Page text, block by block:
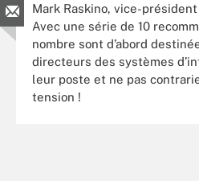
Mark Raskino, vice-
Avec une série de 10
nombre sont d’abord
directeurs des systèmes
leur poste et ne pas
tension !